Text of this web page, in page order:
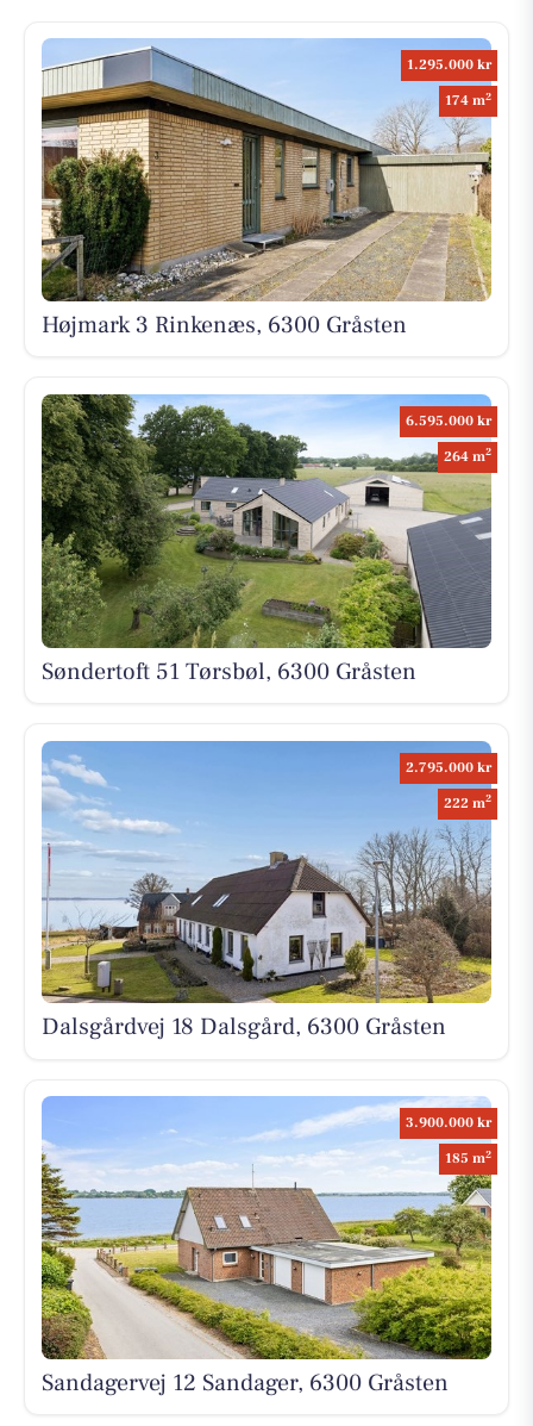
1.295.000 kr
174 m2
Højmark 3 Rinkenæs, 6300 Gråsten
6.595.000 kr
264 m2
Søndertoft 51 Tørsbøl, 6300 Gråsten
2.795.000 kr
222 m2
Dalsgårdvej 18 Dalsgård, 6300 Gråsten
3.900.000 kr
185 m2
Sandagervej 12 Sandager, 6300 Gråsten